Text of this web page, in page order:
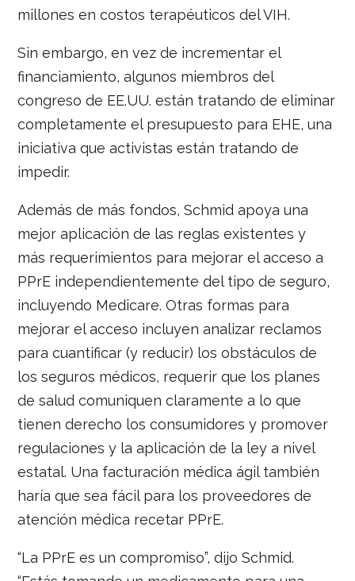
millones en costos terapéuticos del VIH.
Sin embargo, en vez de incrementar el
financiamiento, algunos miembros del
congreso de EE.UU. están tratando de eliminar
completamente el presupuesto para EHE, una
iniciativa que activistas están tratando de
impedir.
Además de más fondos, Schmid apoya una
mejor aplicación de las reglas existentes y
más requerimientos para mejorar el acceso a
PPrE independientemente del tipo de seguro,
incluyendo Medicare. Otras formas para
mejorar el acceso incluyen analizar reclamos
para cuantificar (y reducir) los obstáculos de
los seguros médicos, requerir que los planes
de salud comuniquen claramente a lo que
tienen derecho los consumidores y promover
regulaciones y la aplicación de la ley a nivel
estatal. Una facturación médica ágil también
haría que sea fácil para los proveedores de
atención médica recetar PPrE.
“La PPrE es un compromiso”, dijo Schmid.